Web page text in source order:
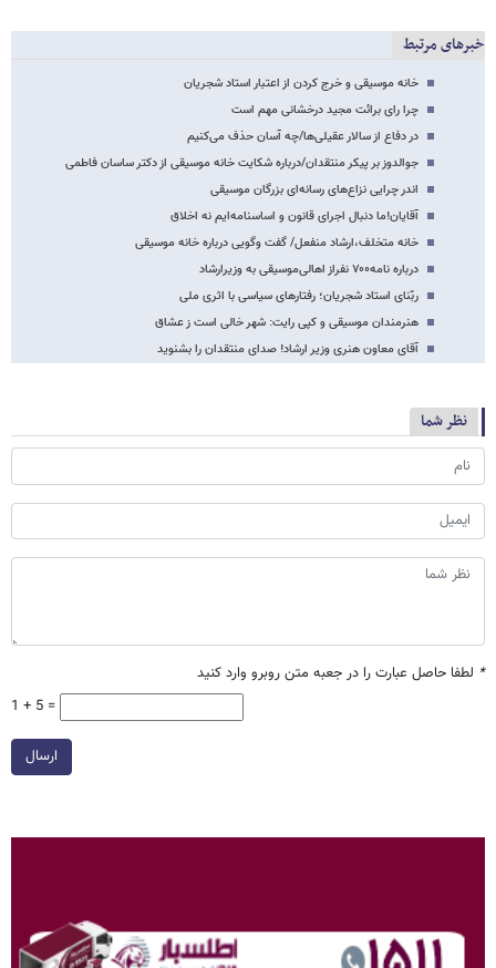
خبرهای مرتبط
خانه موسیقی و خرج کردن از اعتبار استاد شجریان
چرا رای برائت مجید درخشانی مهم است
در دفاع از سالار عقیلی‌ها/چه آسان حذف می‌کنیم
جوالدوز بر پیکر منتقدان/درباره شکایت خانه موسیقی از دکتر ساسان فاطمی
اندر چرایی نزاع‌های رسانه‌‌ای بزرگان موسیقی
آقایان!ما دنبال اجرای قانون و اساسنامه‌ایم نه اخلاق
خانه متخلف،ارشاد منفعل/ گفت وگویی درباره خانه موسیقی
درباره‌ نامه۷۰۰ نفراز اهالی‌موسیقی به وزیرارشاد
ربّنای استاد شجریان؛ رفتارهای سیاسی با اثری ملی
هنرمندان موسیقی و کپی رایت: شهر خالی است ز عشاق
آقای معاون هنری وزیر ارشاد! صدای منتقدان را بشنوید
نظر شما
* لطفا حاصل عبارت را در جعبه متن روبرو وارد کنید
1 + 5 =
ارسال